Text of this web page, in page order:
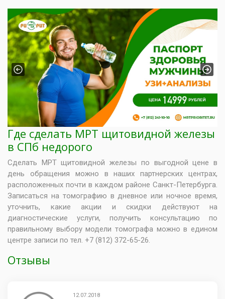
Previous Next
Где сделать МРТ щитовидной железы
в СПб недорого
Сделать МРТ щитовидной железы по выгодной цене в
день обращения можно в наших партнерских центрах,
расположенных почти в каждом районе Санкт-Петербурга.
Записаться на томографию в дневное или ночное время,
уточнить, какие акции и скидки действуют на
диагностические услуги, получить консультацию по
правильному выбору модели томографа можно в едином
центре записи по тел. +7 (812) 372-65-26.
Отзывы
12.07.2018